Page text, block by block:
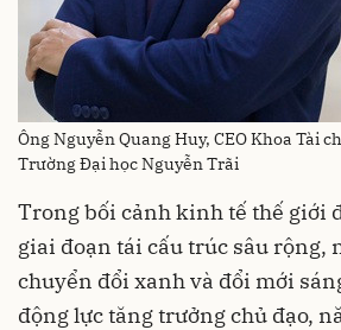
Ông Nguyễn Quang Huy, CEO Khoa Tài
Trường Đại học Nguyễn Trãi
Trong bối cảnh kinh tế thế giới
giai đoạn tái cấu trúc sâu rộng,
chuyển đổi xanh và đổi mới
động lực tăng trưởng chủ đạo,